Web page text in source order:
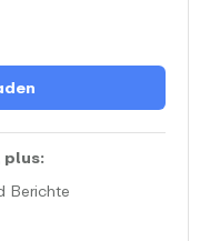
plus:
BerichteVerfolge die
auf